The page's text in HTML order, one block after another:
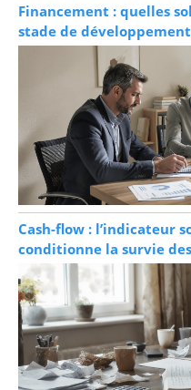
Financement : quelles
stade de
Cash-flow : l’indicateur
conditionne la survie